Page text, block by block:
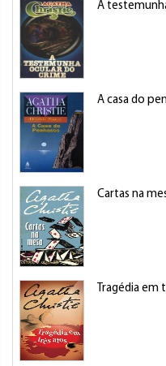
A
A casa do
Cartas na
Tragédia em